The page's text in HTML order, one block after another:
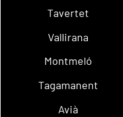
Tavertet
Vallirana
Montmeló
Tagamanent
Avià